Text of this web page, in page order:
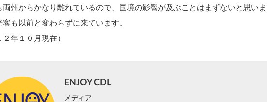
両州からかなり離れているので、国境の影響が及ぶことはまずないと思いま
客も以前と変わらずに来ています。
２年１０月現在）
ENJOY CDL
メディア